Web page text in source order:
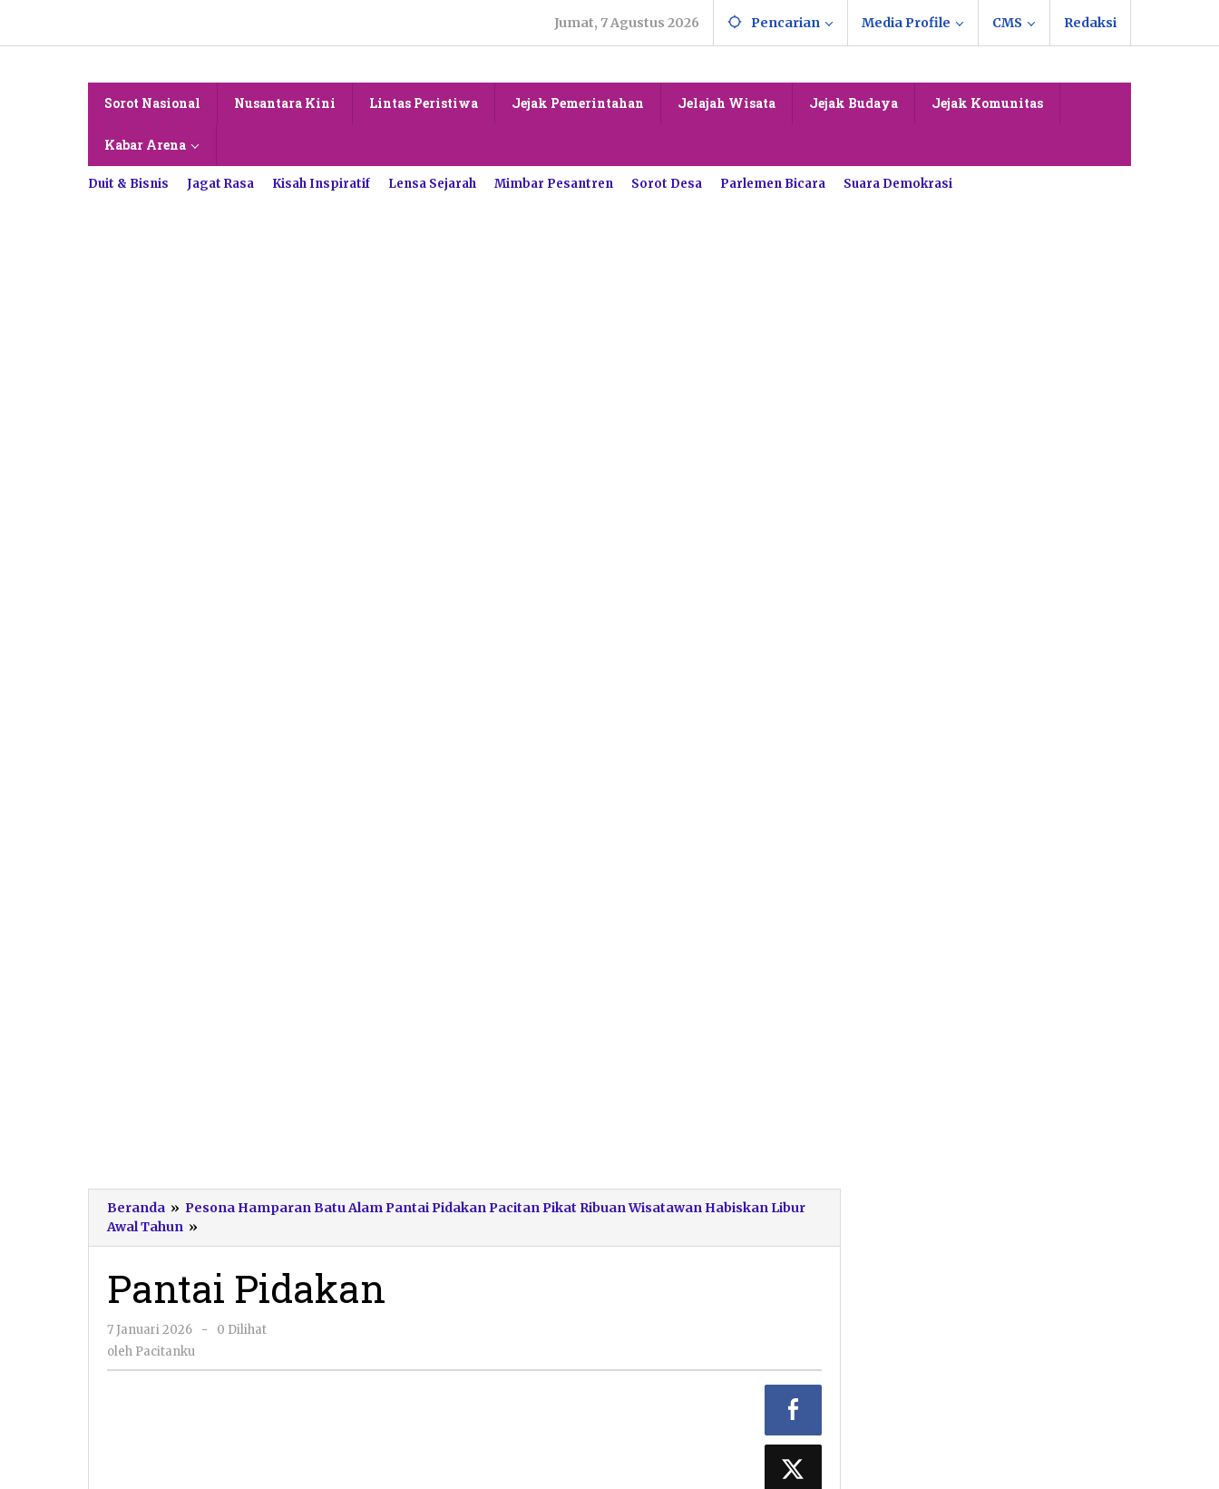
konten
Jumat, 7 Agustus 2026 Pencarian Media Profile CMS Redaksi
Sorot Nasional Nusantara Kini Lintas Peristiwa Jejak Pemerintahan Jelajah Wisata Jejak Budaya Jejak Komunitas
Kabar Arena
Duit & Bisnis Jagat Rasa Kisah Inspiratif Lensa Sejarah Mimbar Pesantren Sorot Desa Parlemen Bicara Suara Demokrasi
Beranda » Pesona Hamparan Batu Alam Pantai Pidakan Pacitan Pikat Ribuan Wisatawan Habiskan Libur
Awal Tahun »
Pidakan
Pantai Pidakan
7 Januari 2026
oleh
-
0 Dilihat
oleh Pacitanku